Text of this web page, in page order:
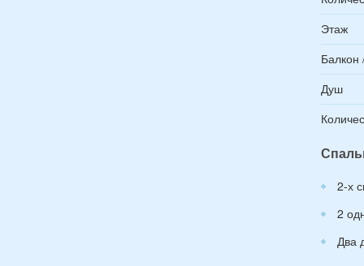
Этаж
Балкон
Душ
2-х
2
Два